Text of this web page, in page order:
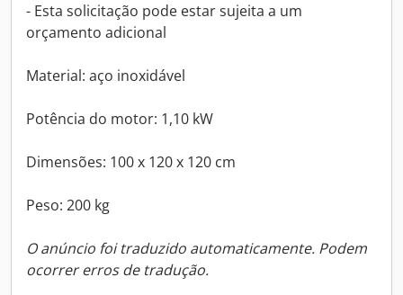
- Esta solicitação pode estar sujeita a um
orçamento adicional
Material: aço inoxidável
Potência do motor: 1,10 kW
Dimensões: 100 x 120 x 120 cm
Peso: 200 kg
O anúncio foi traduzido automaticamente. Podem
ocorrer erros de tradução.